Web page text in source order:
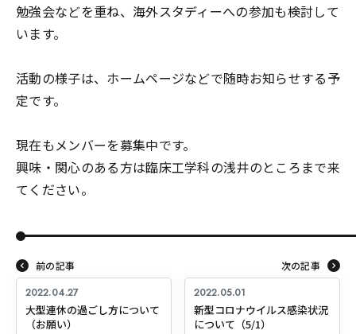
勉強会などを重ね、海外スタディーへの参加も検討して
います。
活動の様子は、ホームページなどで随時お知らせする予
定です。
現在も メンバーを募集中です。
興味・関心のある方は臨床工学科の浅井のところまで来
てください。
前の記事
2022.04.27
大型連休の過ごし方について
（お願い）
次の記事
2022.05.01
新型コロナウイルス感染状況
について（5/1）